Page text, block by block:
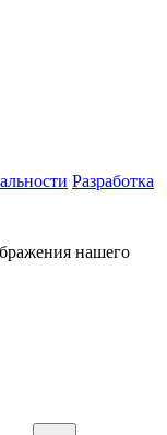
Разработка
нашего